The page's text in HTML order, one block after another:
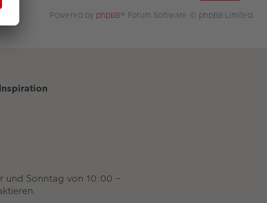
Powered by phpBB® Forum Software © phpBB Limited
Inspiration
und Sonntag von 10:00 –